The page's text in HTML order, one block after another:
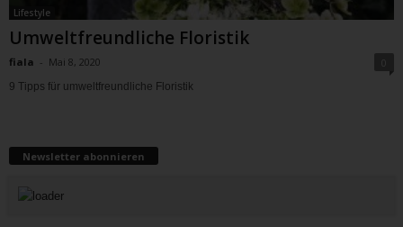
Lifestyle
Umweltfreundliche Floristik
fiala - Mai 8, 2020
9 Tipps für umweltfreundliche Floristik
Newsletter abonnieren